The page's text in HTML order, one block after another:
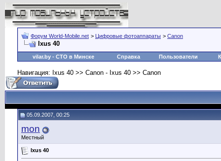
Форум World-Mobile.net > Цифровые фотоаппараты > Canon
Ixus 40
vilar.by - СТО в Минске Справка Пользователи
Навигация: Ixus 40 >> Canon - Ixus 40 >> Canon
05.09.2007, 00:25
mon
Местный
Ixus 40